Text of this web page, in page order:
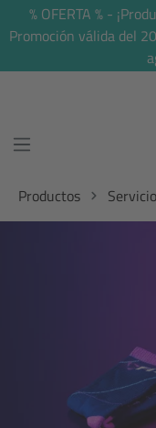
principal
% OFERTA % -
Promoción válida del
Productos